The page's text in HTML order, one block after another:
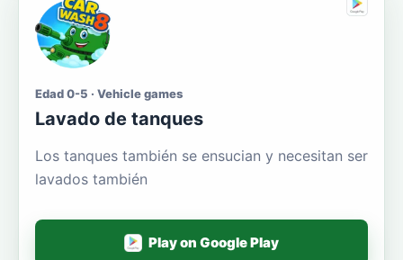
Edad 0-5 · Vehicle games
Lavado de tanques
Los tanques también se ensucian y necesitan ser
lavados también
Play on Google Play